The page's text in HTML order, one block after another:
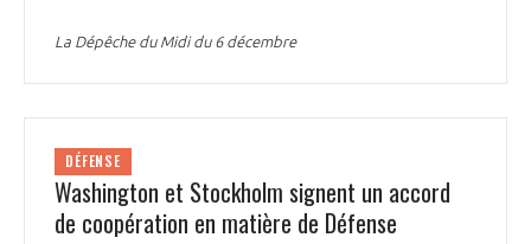
La Dépêche du Midi du 6 décembre
DÉFENSE
Washington et Stockholm signent un accord
de coopération en matière de Défense